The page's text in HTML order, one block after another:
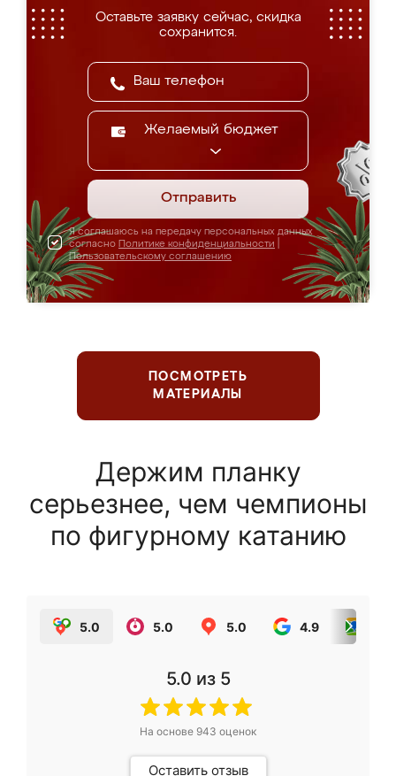
Оставьте заявку сейчас, скидка
сохранится.
Желаемый бюджет
Отправить
Я соглашаюсь на передачу персональных данных
согласно Политике конфиденциальности
Пользовательскому соглашению
ПОСМОТРЕТЬ
МАТЕРИАЛЫ
Держим планку
серьезнее, чем чемпионы
по фигурному катанию
5.0 5.0 5.0 4.9
5.0 из 5
На основе 943 оценок
Оставить отзыв